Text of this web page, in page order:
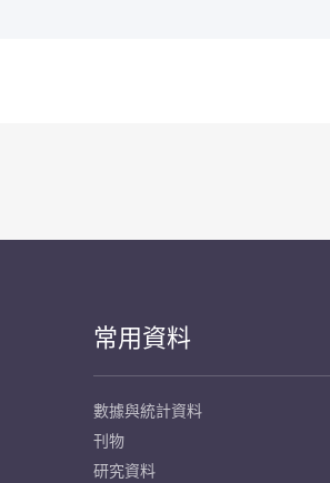
常用資料
數據與統計資料
刊物
研究資料